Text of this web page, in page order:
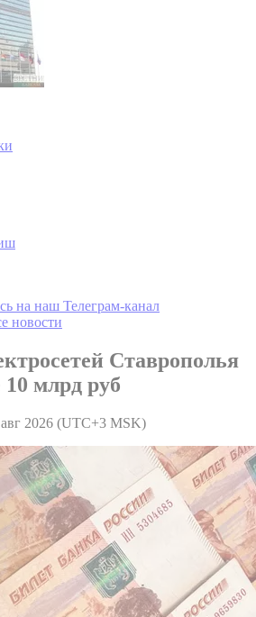
на наш Телеграм-канал
новости
Ставрополья
млрд руб
2026 (UTC+3 MSK)